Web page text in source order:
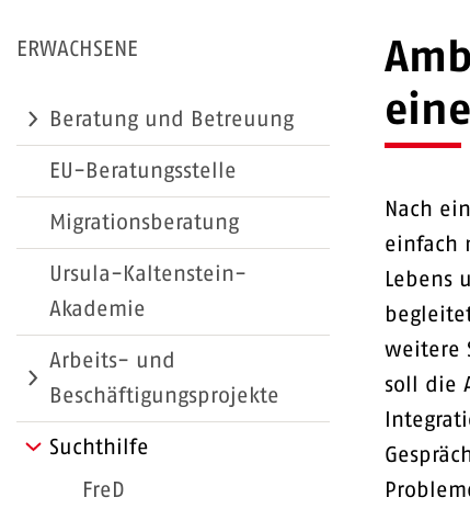
Nach
einfach
Lebens
weitere
soll die
ERWACHSENE
Beratung und Betreuung
EU-Beratungsstelle
Migrationsberatung
Ursula-Kaltenstein-
Akademie
Arbeits- und
Beschäftigungsprojekte
Suchthilfe
FreD